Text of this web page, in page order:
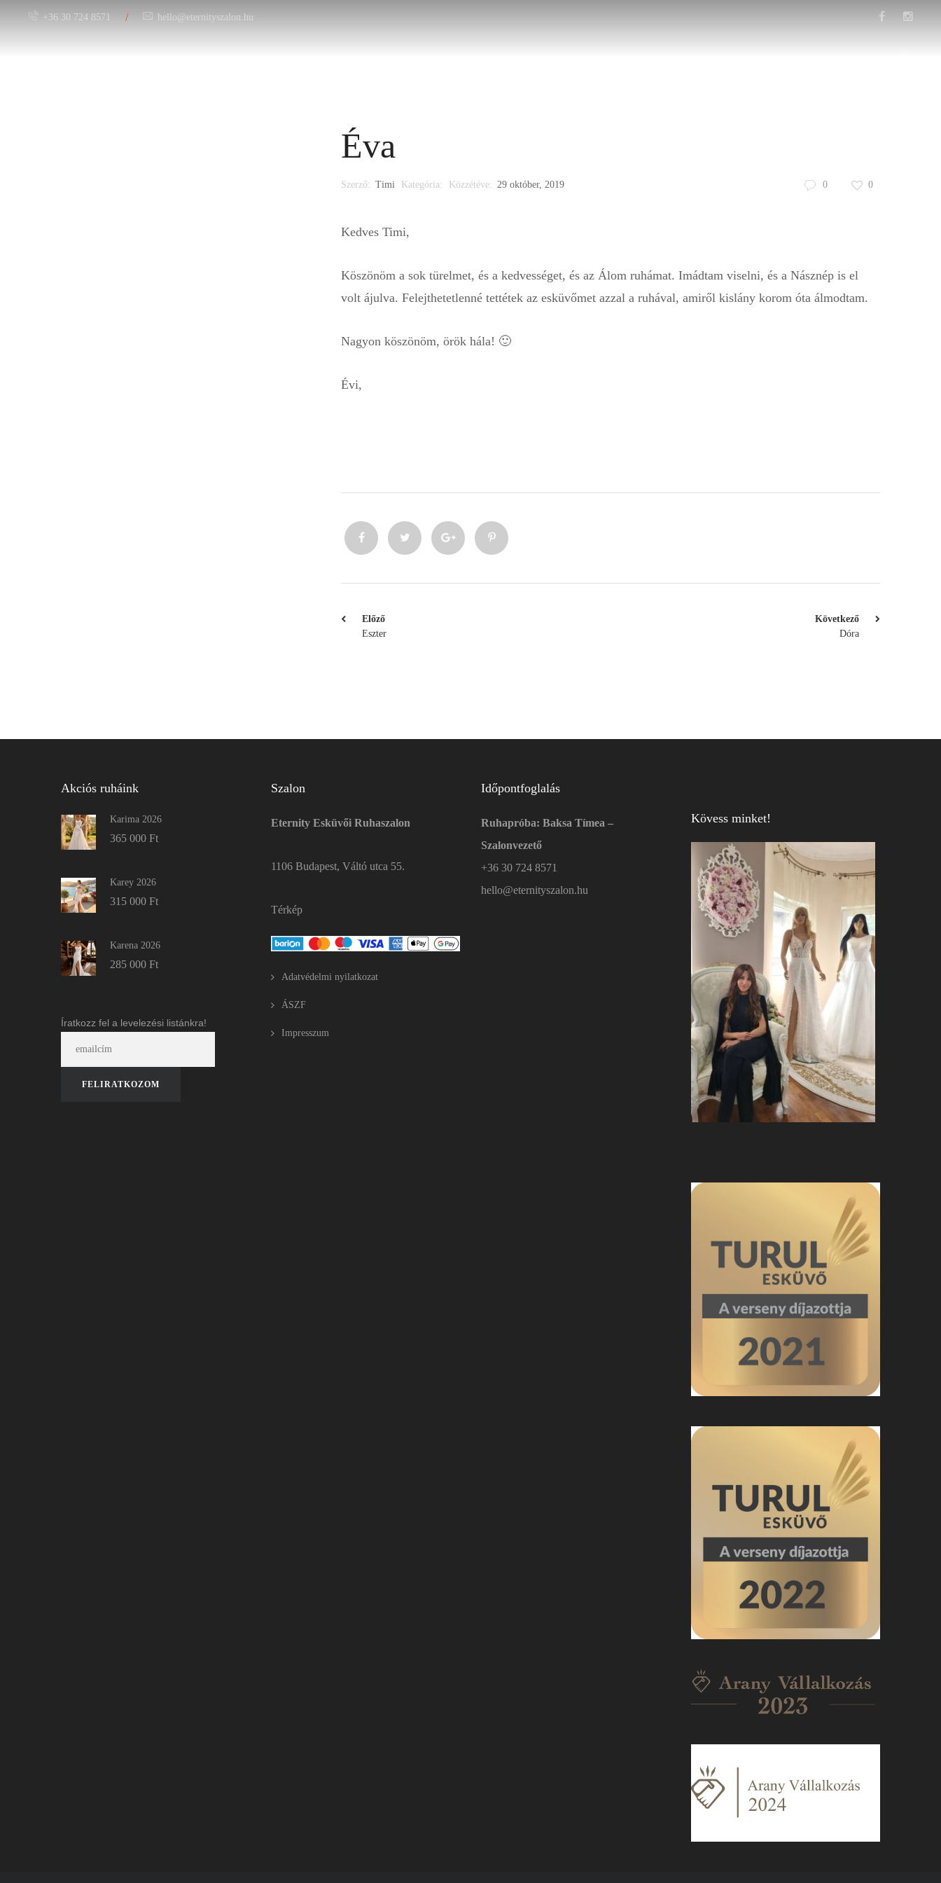
+36 30 724 8571 / hello@eternityszalon.hu
Éva
Szerző: Timi Kategória: Közzétéve: 29 október, 2019 0 0
Kedves Timi,
Köszönöm a sok türelmet, és a kedvességet, és az Álom ruhámat. Imádtam viselni, és a Násznép is el
volt ájulva. Felejthetetlenné tettétek az esküvőmet azzal a ruhával, amiről kislány korom óta álmodtam.
Nagyon köszönöm, örök hála! 🙂
Évi,
Előző
Eszter
Következő
Dóra
Akciós ruháink
Karima 2026
365 000 Ft
Karey 2026
315 000 Ft
Karena 2026
285 000 Ft
Íratkozz fel a levelezési listánkra!
Szalon
Eternity Esküvői Ruhaszalon
1106 Budapest, Váltó utca 55.
Térkép
Adatvédelmi nyilatkozat
ÁSZF
Impresszum
Időpontfoglalás
Ruhapróba: Baksa Tímea –
Szalonvezető
+36 30 724 8571
hello@eternityszalon.hu
Kövess minket!